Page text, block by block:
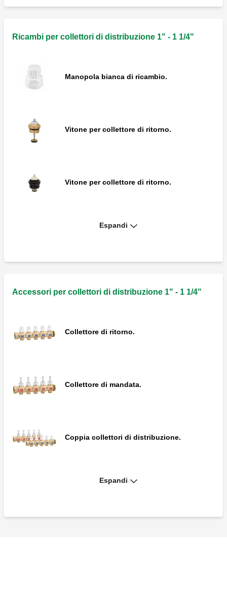
Ricambi per collettori di distribuzione 1" - 1 1/4"
Manopola bianca di ricambio.
Vitone per collettore di ritorno.
Vitone per collettore di ritorno.
Vitone per collettore di ritorno.
Regolatore micrometrico per collettore di
Espandi
Accessori per collettori di distribuzione 1" - 1 1/4"
Collettore di ritorno.
Collettore di mandata.
Coppia collettori di distribuzione.
Espandi